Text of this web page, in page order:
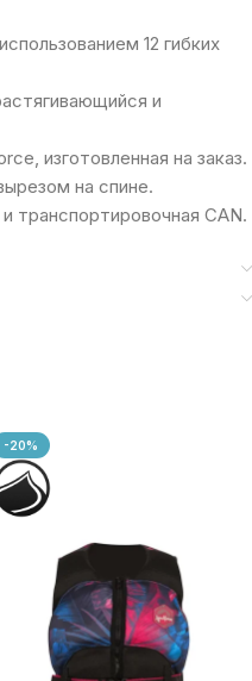
12 гибких
и
, изготовленная на заказ.
на спине.
и транспортировочная CAN.
-20%